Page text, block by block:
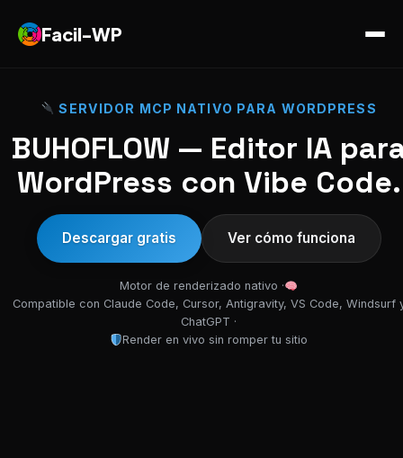
Facil-WP
SERVIDOR MCP NATIVO PARA WORDPRESS
BUHOFLOW — Editor IA
WordPress con Vibe Code.
Descargar gratis Ver cómo funciona
Motor de renderizado nativo ·
Compatible con Claude Code, Cursor, Antigravity, VS Code, Windsurf
ChatGPT ·
Render en vivo sin romper tu sitio